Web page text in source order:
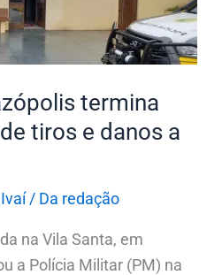
termina
tiros e danos a
/ Da redação
na Vila Santa, em
a Polícia Militar (PM) na